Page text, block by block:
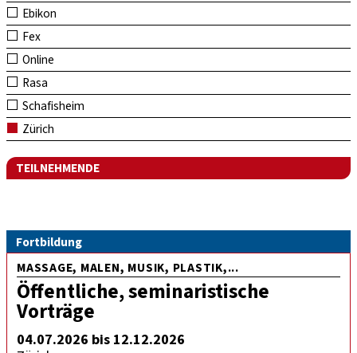
Ebikon
Fex
Online
Rasa
Schafisheim
Zürich
TEILNEHMENDE
Fortbildung
MASSAGE, MALEN, MUSIK, PLASTIK,...
Öffentliche, seminaristische
Vorträge
04.07.2026 bis 12.12.2026